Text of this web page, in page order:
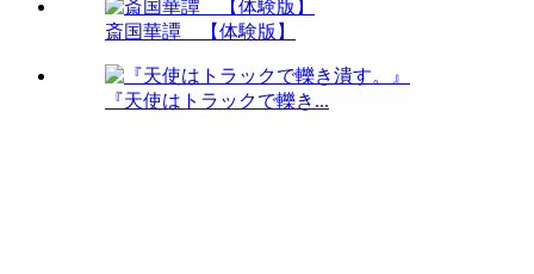
斎国華譚 【体験版】
『天使はトラックで轢き...